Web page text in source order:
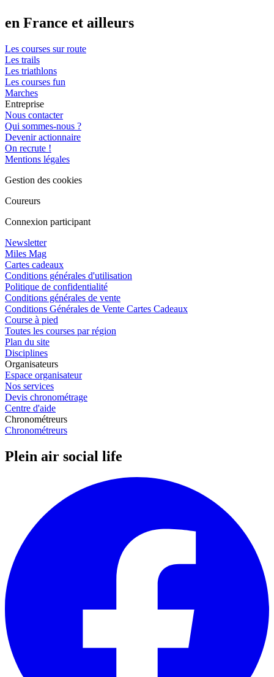
en France et ailleurs
Les courses sur route
Les trails
Les triathlons
Les courses fun
Marches
Entreprise
Nous contacter
Qui sommes-nous ?
Devenir actionnaire
On recrute !
Mentions légales
Gestion des cookies
Coureurs
Connexion participant
Newsletter
Miles Mag
Cartes cadeaux
Conditions générales d'utilisation
Politique de confidentialité
Conditions générales de vente
Conditions Générales de Vente Cartes Cadeaux
Course à pied
Toutes les courses par région
Plan du site
Disciplines
Organisateurs
Espace organisateur
Nos services
Devis chronométrage
Centre d'aide
Chronométreurs
Chronométreurs
Plein air social life